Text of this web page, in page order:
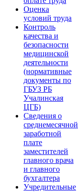
Оценка
условий труда
Контроль
качества и
безопасности
медицинской
деятельности
(нормативные
документы по
ГБУЗ РБ
Учалинская
ЦГБ)
Сведения о
среднемесячной
заработной
плате
заместителей
главного врача
и главного
бухгалтера
Учредительные